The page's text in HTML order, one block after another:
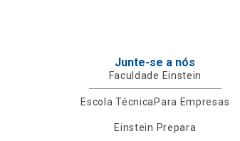
Junte-se a nós
Faculdade Einstein
Escola Técnica Para Empresas
Einstein Prepara